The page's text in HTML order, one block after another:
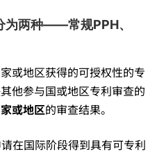
为两种——常规PPH、
或地区获得的可授权性的专
他参与国或地区专利审查的
或地区的审查结果。
在国际阶段得到具有可专利